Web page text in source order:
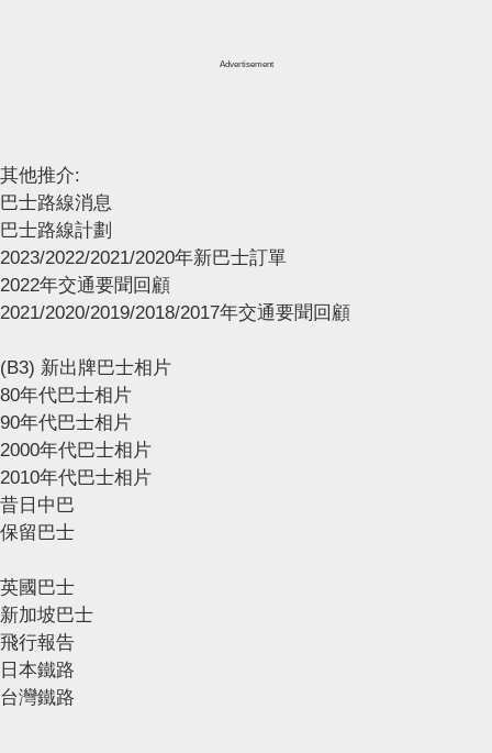
Advertisement
其他推介:
巴士路線消息
巴士路線計劃
2023/2022/2021/2020年新巴士訂單
2022年交通要聞回顧
2021/2020/2019/2018/2017年交通要聞回顧
(B3) 新出牌巴士相片
80年代巴士相片
90年代巴士相片
2000年代巴士相片
2010年代巴士相片
昔日中巴
保留巴士
英國巴士
新加坡巴士
飛行報告
日本鐵路
台灣鐵路